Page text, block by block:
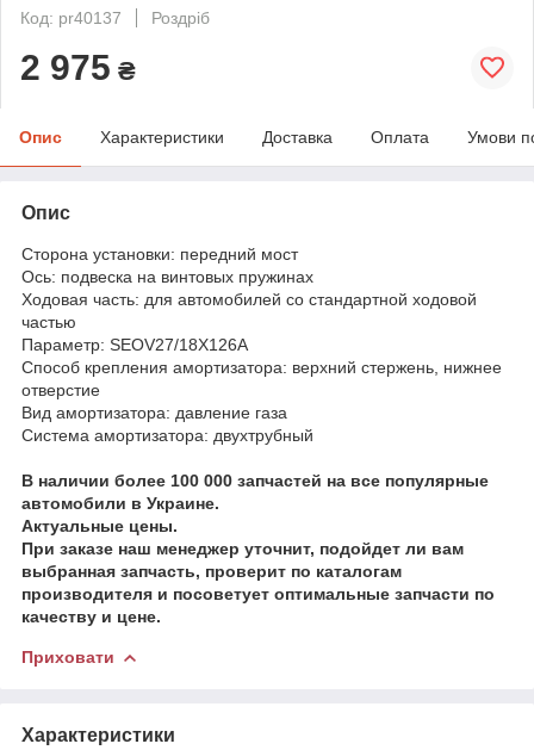
Код: pr40137
Роздріб
2 975 ₴
Опис Характеристики Доставка Оплата Умови
Опис
Сторона установки: передний мост
Ось: подвеска на винтовых пружинах
Ходовая часть: для автомобилей со стандартной ходовой
частью
Параметр: SEOV27/18X126A
Способ крепления амортизатора: верхний стержень, нижнее
отверстие
Вид амортизатора: давление газа
Система амортизатора: двухтрубный
В наличии более 100 000 запчастей на все популярные
автомобили в Украине.
Актуальные цены.
При заказе наш менеджер уточнит, подойдет ли вам
выбранная запчасть, проверит по каталогам
производителя и посоветует оптимальные запчасти по
качеству и цене.
Приховати
Характеристики